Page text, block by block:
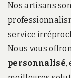
Nos artisans
service
Nous vous
personnalisé,